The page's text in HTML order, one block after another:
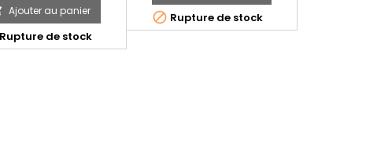
Ajouter au panier
Rupture de stock
 Rupture de stock